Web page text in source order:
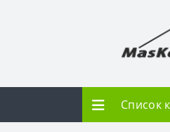
Список